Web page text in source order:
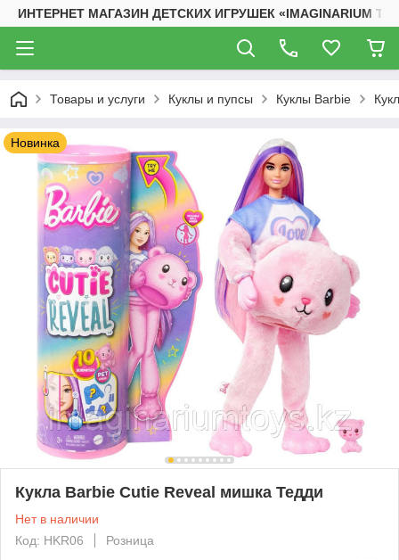
ИНТЕРНЕТ МАГАЗИН ДЕТСКИХ ИГРУШЕК «IMAGINARIUM
Товары и услуги Куклы и пупсы Куклы Barbie
Новинка
Кукла Barbie Cutie Reveal мишка Тедди
Нет в наличии
Код: HKR06
Розница